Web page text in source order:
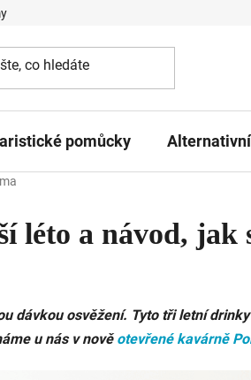
pomůcky
léto a návod,
dávkou osvěžení. Tyto tři letní
u nás v nově otevřené kavárně